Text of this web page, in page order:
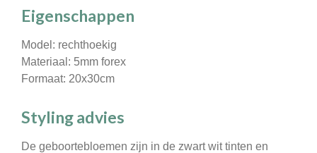
Eigenschappen
Model: rechthoekig
Materiaal: 5mm forex
Formaat: 20x30cm
Styling advies
De geboortebloemen zijn in de zwart wit tinten en